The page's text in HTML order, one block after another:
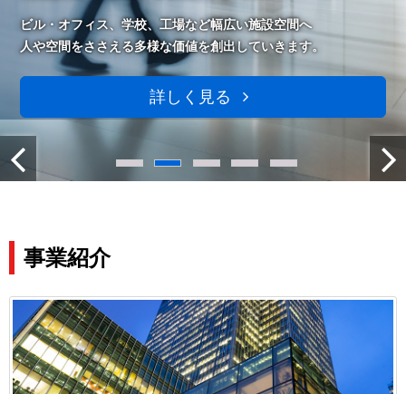
ビル・オフィス、学校、工場など幅広い施設空間へ
人や空間をささえる多様な価値を創出していきます。
詳しく見る
事業紹介